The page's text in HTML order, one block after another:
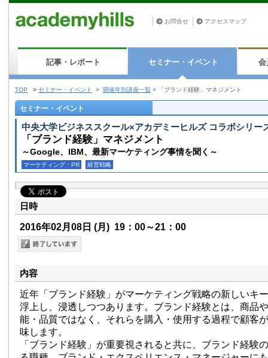
お問合せ アクセスマップ
記事・レポート セミナー・イベント 会
TOP > セミナー・イベント > 開催年別講座一覧 > 「ブランド経験」マネジメント
セミナー・イベント
中央大学ビジネススクール×アカデミーヒルズ コラボシリー
「ブランド経験」マネジメント
～Google、IBM、最新マーケティング事情を聞く～
マーケティング・PR 経営戦略
日時
2016年02月08日 (月) 19：00～21：00
内容
近年「ブランド経験」がマーケティング戦略の新しいキ
浮上し、浸透しつつあります。ブランド経験とは、商品
能・品質ではなく、それらを購入・使用する過程で顧客
味します。
「ブランド経験」が重要視されると共に、ブランド経験